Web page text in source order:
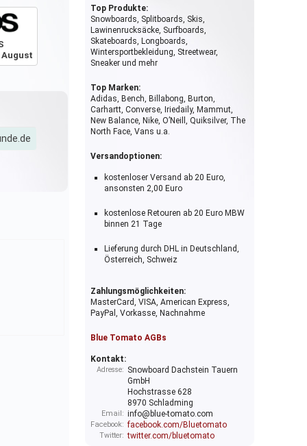
Top Produkte:
Snowboards, Splitboards, Skis,
Lawinenrucksäcke, Surfboards,
Skateboards, Longboards,
Wintersportbekleidung, Streetwear,
Sneaker und mehr
Top Marken:
Adidas, Bench, Billabong, Burton,
Carhartt, Converse, Iriedaily, Mammut,
New Balance, Nike, O’Neill, Quiksilver, The
North Face, Vans u.a.
Versandoptionen:
kostenloser Versand ab 20 Euro,
ansonsten 2,00 Euro
kostenlose Retouren ab 20 Euro MBW
binnen 21 Tage
Lieferung durch DHL in Deutschland,
Österreich, Schweiz
Zahlungsmöglichkeiten:
MasterCard, VISA, American Express,
PayPal, Vorkasse, Nachnahme
Blue Tomato AGBs
Kontakt:
Adresse: Snowboard Dachstein Tauern
GmbH
Hochstrasse 628
8970 Schladming
Email: info@blue-tomato.com
Facebook: facebook.com/Bluetomato
Twitter: twitter.com/bluetomato